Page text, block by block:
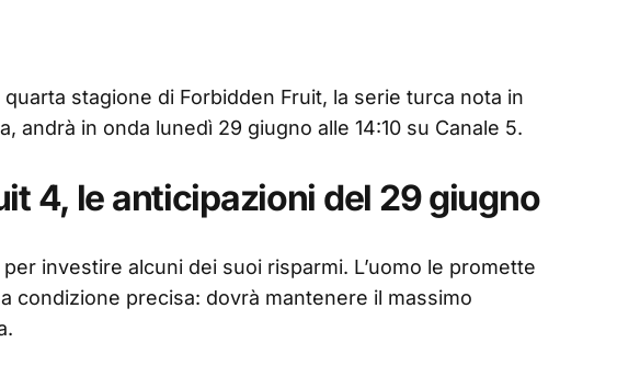
stagione di Forbidden Fruit, la serie turca nota in
andrà in onda lunedì 29 giugno alle 14:10 su Canale 5.
4, le anticipazioni del 29 giugno
investire alcuni dei suoi risparmi. L’uomo le promette
condizione precisa: dovrà mantenere il massimo